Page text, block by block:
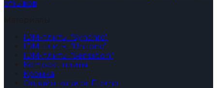
отзывов
IDM-плиты "Synchro"
IDM-плиты "Unitone"
IDM-плиты "Sensation"
Kompakt-плиты
Кромка
Онлайн-каталог Eterno